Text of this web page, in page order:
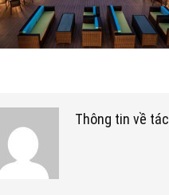
Thông tin về